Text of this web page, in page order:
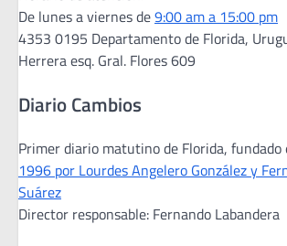
De lunes a viernes de9:00 am a 15:00 pm
4353 0195 Departamento de Florida,
Herrera esq. Gral. Flores 609
Diario Cambios
Primer diario matutino de Florida, fundado
1996 por Lourdes Angelero González y
Suárez
Director responsable: Fernando Labandera